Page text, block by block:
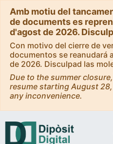
Amb motiu del
de documents es
d'agost de 2026.
Con motivo del cierre de
documentos se reanudará
de 2026. Disculpad las
Due to the summer
resume starting August
any inconvenience.